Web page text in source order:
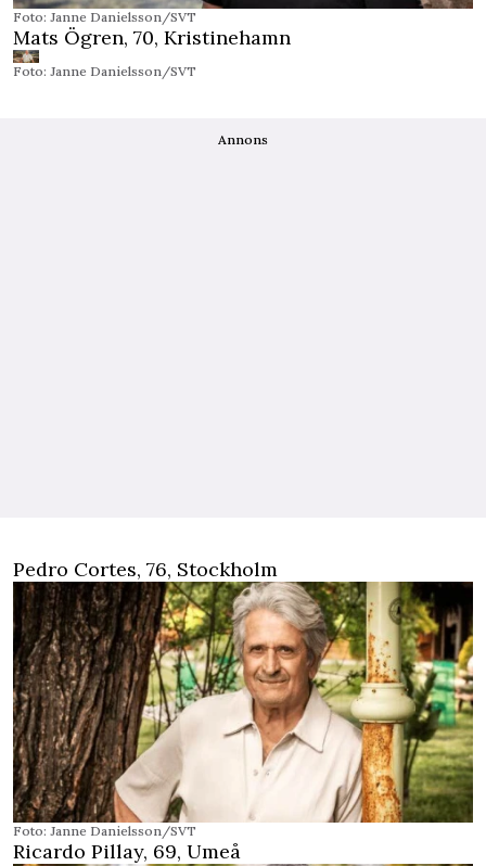
Foto: Janne Danielsson/SVT
Mats Ögren, 70, Kristinehamn
Foto: Janne Danielsson/SVT
Annons
Pedro Cortes, 76, Stockholm
Foto: Janne Danielsson/SVT
Ricardo Pillay, 69, Umeå